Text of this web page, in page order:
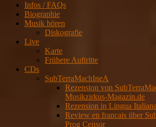
Infos / FAQs
Biographie
Musik hören
Diskografie
Live
Karte
Frühere Auftritte
CDs
SubTerraMachIneA
Rezension von
Musikzirkus-Magazin.de
Rezension in Lingua Italiana
Review en francais über
Prog Censor